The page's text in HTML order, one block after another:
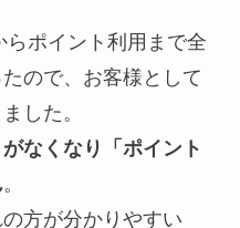
ポイント利用まで全
ので、お客様として
した。
なくなり「ポイント
。
方が分かりやすい